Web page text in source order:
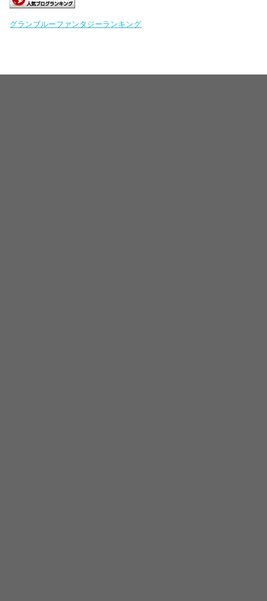
グランブルーファンタジーランキング